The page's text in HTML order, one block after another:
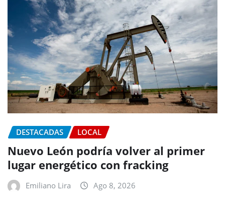
DESTACADAS LOCAL
Nuevo León podría volver al primer
lugar energético con fracking
Emiliano Lira Ago 8, 2026